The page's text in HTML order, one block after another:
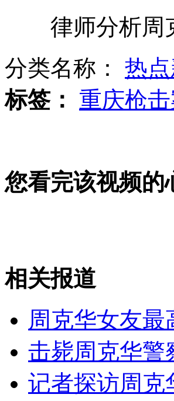
实拍热力管道爆炸 井盖冲上八楼高
实拍女子车祸现场看热闹撞上事故车
山西运城恶犬咬伤多人 警民合力
女孩北京地铁殴打老人 痛下狠手拳
律师分析周
分类名称： 热
标签：
重庆枪
您看完该视频的
相关报道
周克华女友
击毙周克华警
记者探访周克